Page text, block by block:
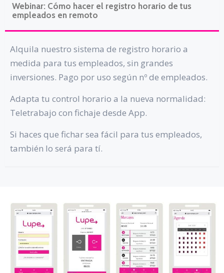
Webinar: Cómo hacer el registro horario de tus
empleados en remoto
Alquila nuestro sistema de registro horario a
medida para tus empleados, sin grandes
inversiones. Pago por uso según nº de empleados.
Adapta tu control horario a la nueva normalidad:
Teletrabajo con fichaje desde App.
Si haces que fichar sea fácil para tus empleados,
también lo será para tí.